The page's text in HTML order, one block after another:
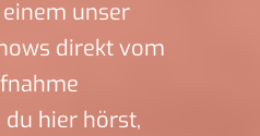
unser
direkt vom
hier hörst,